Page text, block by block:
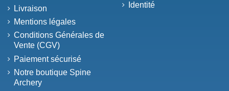
Livraison
Mentions légales
Conditions Générales de
Vente (CGV)
Paiement sécurisé
Notre boutique Spine
Archery
Identité